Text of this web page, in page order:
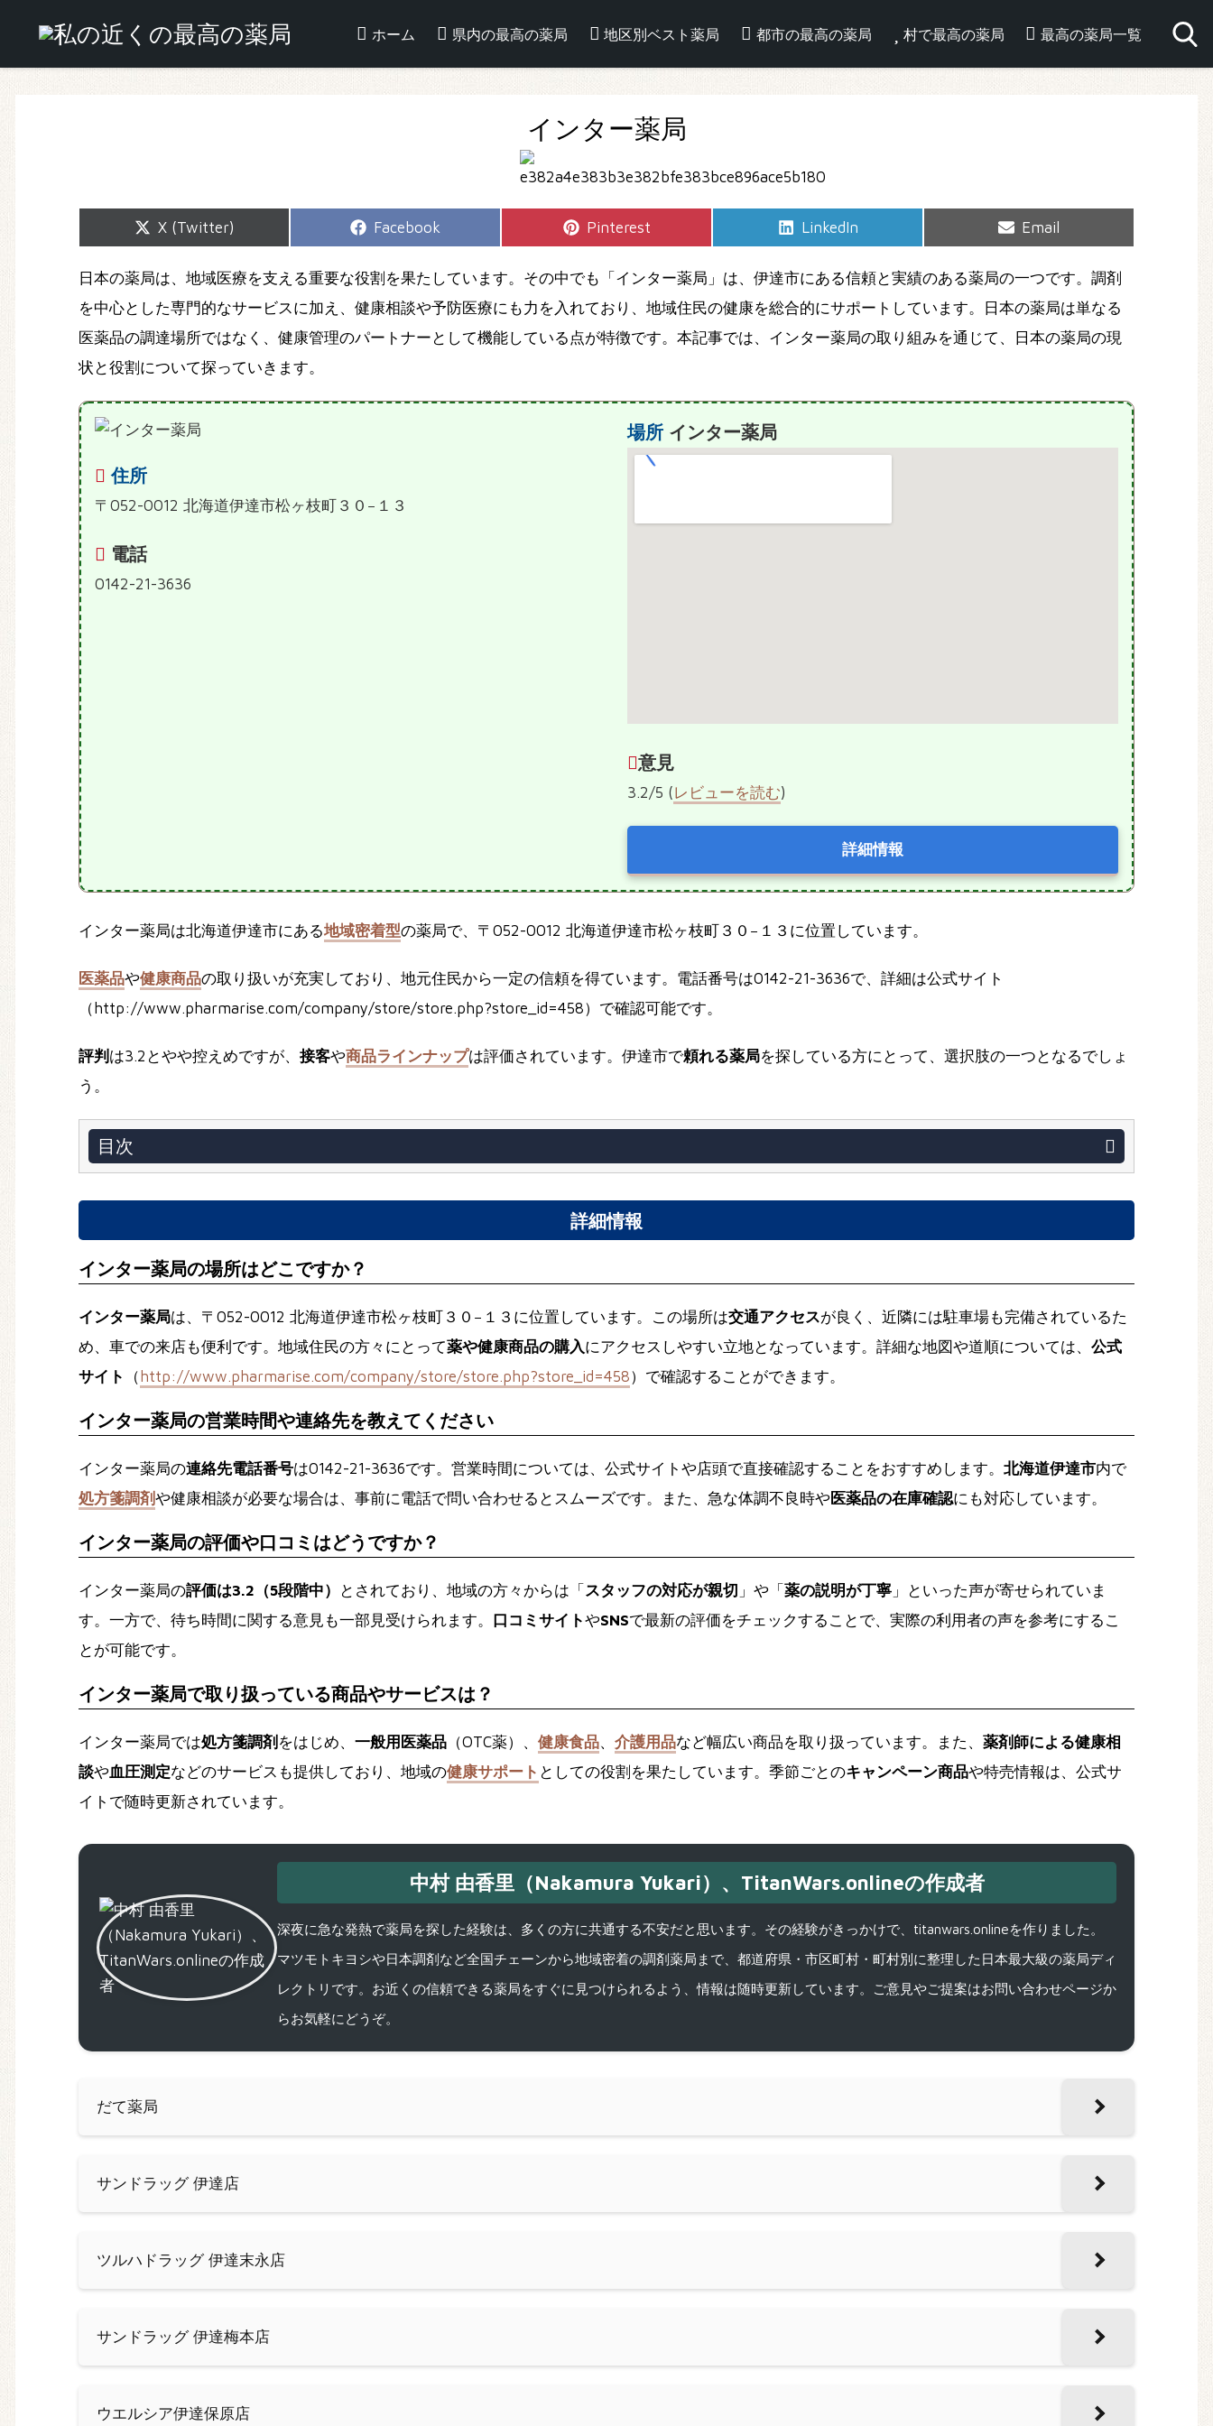
ホーム 県内の最高の薬局 地区別ベスト薬局 都市の最高の薬局 村で最高の薬局 最高の薬局一覧
インター薬局
Share
X (Twitter)
Share
Facebook
Share
Pinterest
Share
LinkedIn
Share
Email
日本の薬局は、地域医療を支える重要な役割を果たしています。その中でも「インター薬局」は、伊達市にある信頼と実績のある薬局の一つです。調剤
を中心とした専門的なサービスに加え、健康相談や予防医療にも力を入れており、地域住民の健康を総合的にサポートしています。日本の薬局は単なる
医薬品の調達場所ではなく、健康管理のパートナーとして機能している点が特徴です。本記事では、インター薬局の取り組みを通じて、日本の薬局の現
状と役割について探っていきます。
住所
〒052-0012 北海道伊達市松ヶ枝町３０−１３
電話
0142-21-3636
場所インター薬局
意見
3.2/5 (レビューを読む)
詳細情報
インター薬局は北海道伊達市にある地域密着型の薬局で、〒052-0012 北海道伊達市松ヶ枝町３０−１３に位置しています。
医薬品や健康商品の取り扱いが充実しており、地元住民から一定の信頼を得ています。電話番号は0142-21-3636で、詳細は公式サイト
（http://www.pharmarise.com/company/store/store.php?store_id=458）で確認可能です。
評判 は3.2とやや控えめですが、 接客や商品ラインナップは評価されています。伊達市で頼れる薬局を探している方にとって、選択肢の一つとなるでしょ
う。
目次
詳細情報
インター薬局の場所はどこですか？
インター薬局は、〒052-0012 北海道伊達市松ヶ枝町３０−１３に位置しています。この場所は交通アクセスが良く、近隣には駐車場も完備されているた
め、車での来店も便利です。地域住民の方々にとって薬や健康商品の購入にアクセスしやすい立地となっています。詳細な地図や道順については、 公式
サイト
（http://www.pharmarise.com/company/store/store.php?store_id=458）で確認することができます。
インター薬局の営業時間や連絡先を教えてください
インター薬局の連絡先電話番号は0142-21-3636です。営業時間については、公式サイトや店頭で直接確認することをおすすめします。 北海道伊達市内で
処方箋調剤や健康相談が必要な場合は、事前に電話で問い合わせるとスムーズです。また、急な体調不良時や医薬品の在庫確認にも対応しています。
インター薬局の評価や口コミはどうですか？
インター薬局の評価は3.2（5段階中） とされており、地域の方々からは「スタッフの対応が親切 」や「薬の説明が丁寧 」といった声が寄せられていま
す。一方で、待ち時間に関する意見も一部見受けられます。 口コミサイトやSNSで最新の評価をチェックすることで、実際の利用者の声を参考にするこ
とが可能です。
インター薬局で取り扱っている商品やサービスは？
インター薬局では処方箋調剤 をはじめ、 一般用医薬品 （OTC薬）、 健康食品、 介護用品など幅広い商品を取り扱っています。また、 薬剤師による健康相
談や血圧測定などのサービスも提供しており、地域の健康サポート としての役割を果たしています。季節ごとのキャンペーン商品や特売情報は、公式サ
イトで随時更新されています。
中村 由香里（Nakamura Yukari）、TitanWars.onlineの作成者
深夜に急な発熱で薬局を探した経験は、多くの方に共通する不安だと思います。その経験がきっかけで、titanwars.onlineを作りました。
マツモトキヨシや日本調剤など全国チェーンから地域密着の調剤薬局まで、都道府県・市区町村・町村別に整理した日本最大級の薬局ディ
レクトリです。お近くの信頼できる薬局をすぐに見つけられるよう、情報は随時更新しています。ご意見やご提案はお問い合わせページか
らお気軽にどうぞ。
だて薬局
サンドラッグ 伊達店
ツルハドラッグ 伊達末永店
サンドラッグ 伊達梅本店
ウエルシア伊達保原店